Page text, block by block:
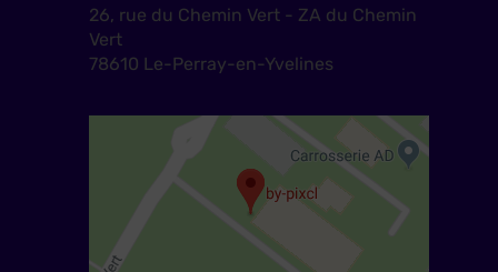
26, rue du Chemin Vert - ZA du Chemin
Vert
78610 Le-Perray-en-Yvelines